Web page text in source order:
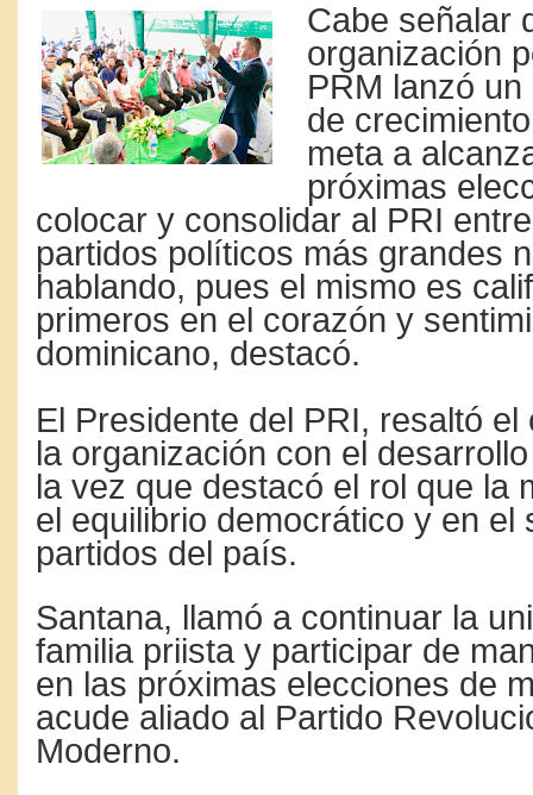
Cabe señalar
organización
PRM lanzó
de
meta a
próximas
colocar y consolidar al PRI
partidos políticos más grandes
hablando, pues el mismo es
primeros en el corazón y
dominicano, destacó.
El Presidente del PRI, resaltó
la organización con el
la vez que destacó el rol que la
el equilibrio democrático y en el
partidos del país.
Santana, llamó a continuar la
familia priista y participar de
en las próximas elecciones de
acude aliado al Partido
Moderno.